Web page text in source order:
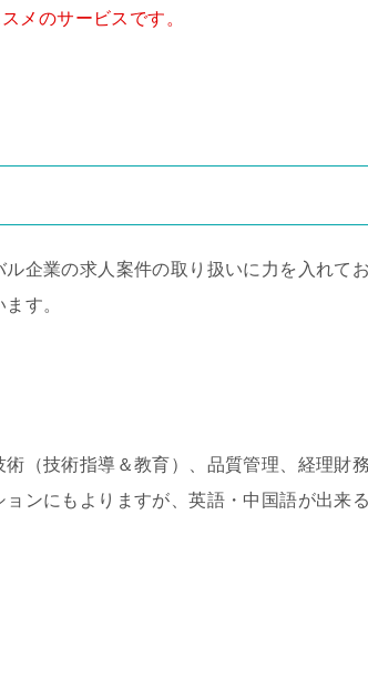
メのサービスです。
企業の求人案件の取り扱いに力を入れて
す。
（技術指導＆教育）、品質管理、経理財
ンにもよりますが、英語・中国語が出来